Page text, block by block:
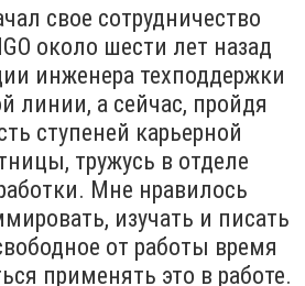
свое сотрудничество
около шести лет назад
инженера техподдержки
линии, а сейчас, пройдя
ступеней карьерной
тружусь в отделе
Мне нравилось
изучать и писать
от работы время
применять это в работе.